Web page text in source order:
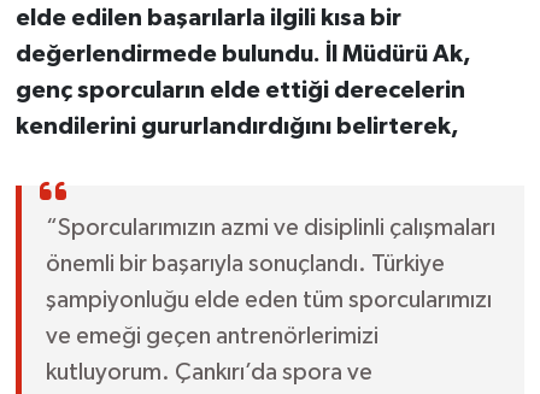
elde edilen başarılarla ilgili kısa bir
değerlendirmede bulundu. İl Müdürü Ak,
genç sporcuların elde ettiği derecelerin
kendilerini gururlandırdığını belirterek,
“Sporcularımızın azmi ve disiplinli çalışmaları
önemli bir başarıyla sonuçlandı. Türkiye
şampiyonluğu elde eden tüm sporcularımızı
ve emeği geçen antrenörlerimizi
kutluyorum. Çankırı’da spora ve